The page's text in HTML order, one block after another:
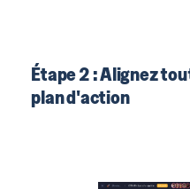
Étape 2 : Alignez
plan d'action